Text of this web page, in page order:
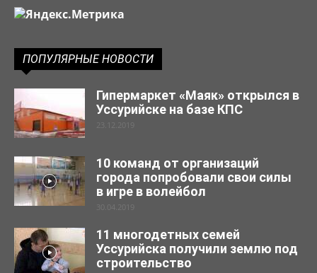
ПОПУЛЯРНЫЕ НОВОСТИ
Гипермаркет «Маяк» открылся в
Уссурийске на базе КПС
23.12.2019
10 команд от организаций
города попробовали свои силы
в игре в волейбол
30.04.2019
11 многодетных семей
Уссурийска получили землю под
строительство